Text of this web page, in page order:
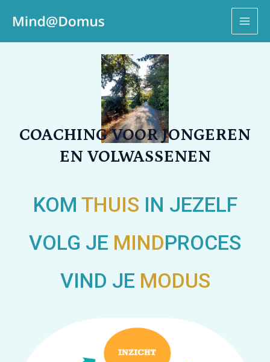
naar
de
COACHING VOOR JONGEREN
EN VOLWASSENEN
KOM THUIS IN JEZELF
VOLG JE MINDPROCES
VIND JE MODUS